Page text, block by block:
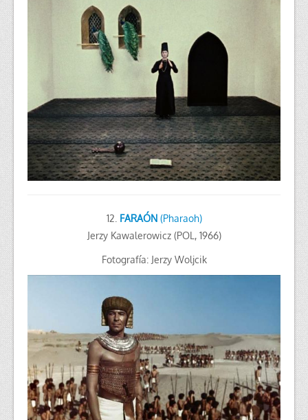
12. FARAÓN (Pharaoh)
Jerzy Kawalerowicz (POL, 1966)
Fotografía: Jerzy Woljcik